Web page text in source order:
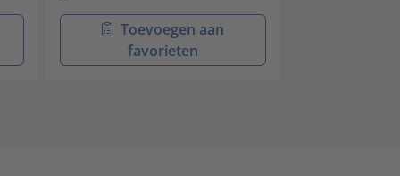
Toevoegen aan
favorieten